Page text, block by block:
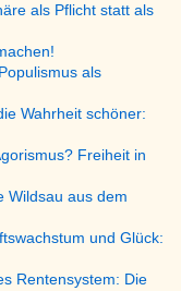
als Pflicht statt als
als
Wahrheit schöner:
Freiheit in
Wildsau aus dem
und Glück:
Rentensystem: Die